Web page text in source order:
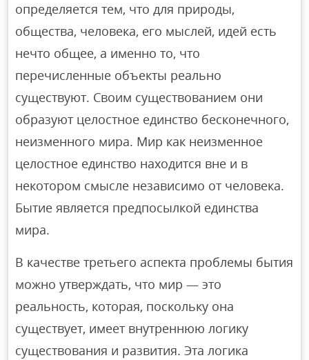
определяется тем, что для природы,
общества, человека, его мыслей, идей есть
нечто общее, а именно то, что
перечисленные объекты реально
существуют. Своим существованием они
образуют целостное единство бесконечного,
неизменного мира. Мир как неизменное
целостное единство находится вне и в
некотором смысле независимо от человека.
Бытие является предпосылкой единства
мира.
В качестве третьего аспекта проблемы бытия
можно утверждать, что мир — это
реальность, которая, поскольку она
существует, имеет внутреннюю логику
существования и развития. Эта логика